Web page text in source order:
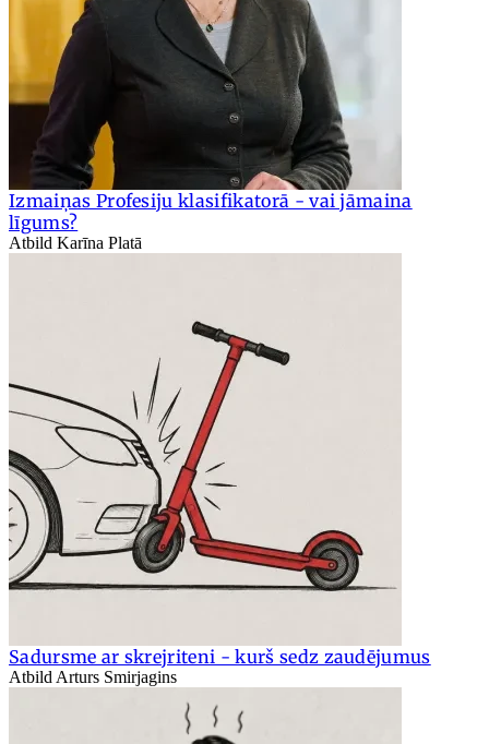
Izmaiņas Profesiju klasifikatorā - vai jāmaina
līgums?
Atbild Karīna Platā
Sadursme ar skrejriteni - kurš sedz zaudējumus
Atbild Arturs Smirjagins